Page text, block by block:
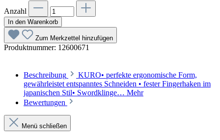
Anzahl
In den Warenkorb
Zum Merkzettel hinzufügen
Produktnummer: 12600671
Beschreibung
KURO• perfekte ergonomische Form,
gewährleistet entspanntes Schneiden • fester Fingerhaken im
japanischen Stil• Swordklinge… Mehr
Bewertungen
Menü schließen